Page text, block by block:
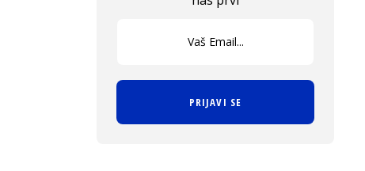
PRIJAVI SE